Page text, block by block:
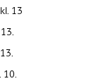
13
10.